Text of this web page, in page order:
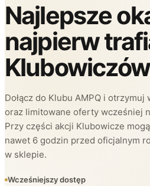
Najlepsze
najpierw
Dołącz do Klubu AMPQ i
oraz limitowane oferty wcześniej
Przy części akcji Klubowicze
nawet 6 godzin przed oficjalnym
w sklepie.
Wcześniejszy dostęp